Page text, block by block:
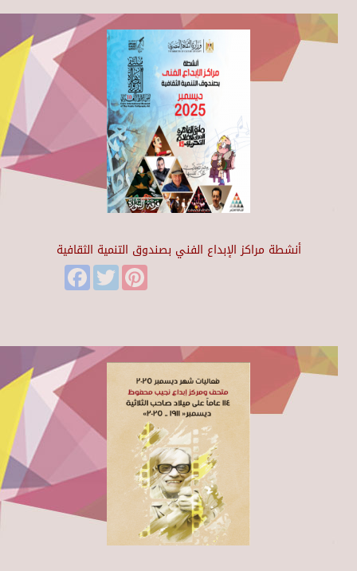
أنشطة مراكز الإبداع الفني بصندوق التنمية الثقافية
FacebookTwitter